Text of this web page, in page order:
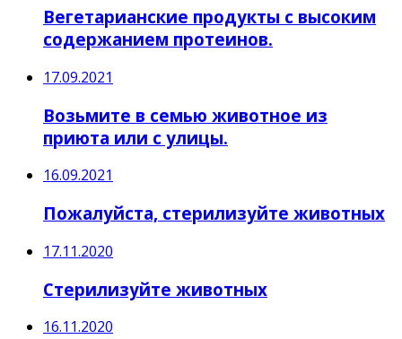
Вегетарианские продукты с высоким
содержанием протеинов.
17.09.2021
Возьмите в семью животное из
приюта или с улицы.
16.09.2021
Пожалуйста, стерилизуйте животных
17.11.2020
Стерилизуйте животных
16.11.2020